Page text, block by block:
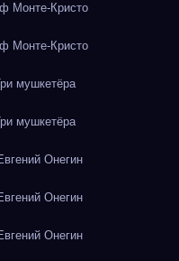
Монте-Кристо
Монте-Кристо
мушкетёра
мушкетёра
Онегин
Онегин
Онегин